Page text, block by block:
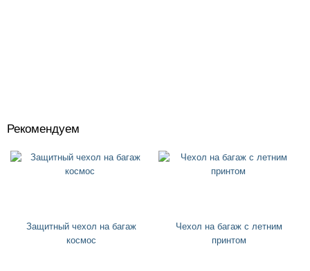
Круги
+
Матрасы
Рекомендуем
Защитный чехол на багаж
космос
Чехол на багаж с летним
принтом